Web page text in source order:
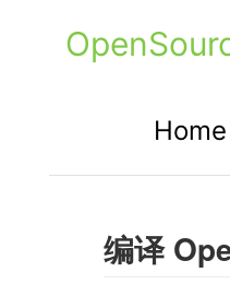
Home
编译